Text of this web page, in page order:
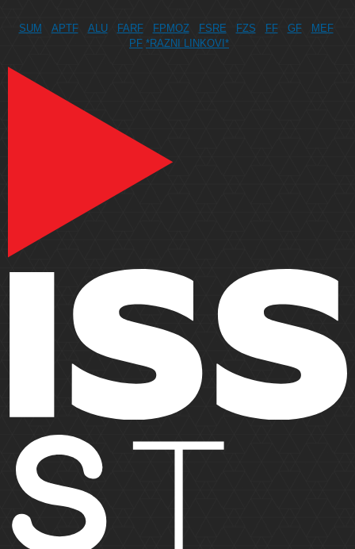
SUM APTF ALU FARF FPMOZ FSRE FZS FF GF
MEF
PF *RAZNI LINKOVI*